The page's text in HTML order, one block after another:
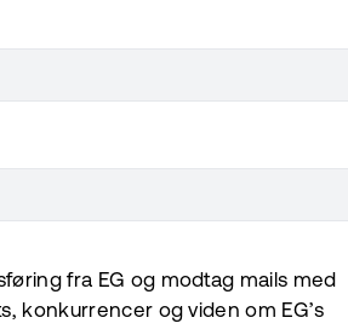
fra EG og modtag mails med
konkurrencer og viden om EG’s